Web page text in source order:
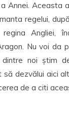
Annei. Aceasta
regelui,
Angliei,
Nu voi da
dintre noi știm
dezvălui aici
de a citi